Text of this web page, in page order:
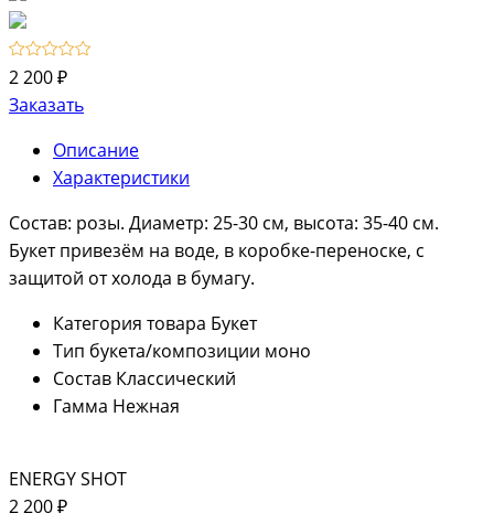
2 200 ₽
Заказать
Описание
Характеристики
Состав: розы. Диаметр: 25-30 см, высота: 35-40 см.
Букет привезём на воде, в коробке-переноске, с
защитой от холода в бумагу.
Категория товара Букет
Тип букета/композиции моно
Состав Классический
Гамма Нежная
ENERGY SHOT
2 200 ₽